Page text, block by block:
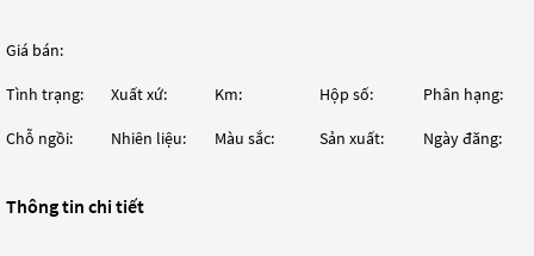
Giá bán:
Tình trạng: Xuất xứ: Km: Hộp số: Phân hạng:
Chỗ ngồi: Nhiên liệu: Màu sắc: Sản xuất: Ngày đăng:
Thông tin chi tiết